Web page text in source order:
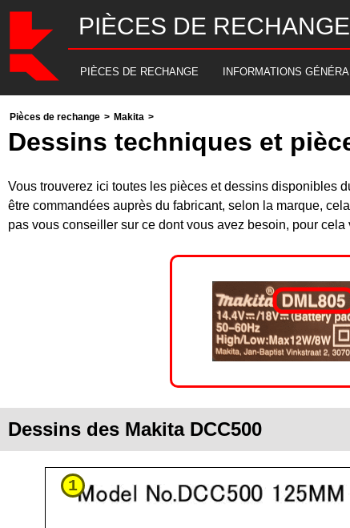
PIÈCES DE RECHANGE
PIÈCES DE RECHANGE INFORMATIONS
Pièces de rechange > Makita >
Dessins techniques et
Vous trouverez ici toutes les pièces et dessins disponibles
être commandées auprès du fabricant, selon la marque,
pas vous conseiller sur ce dont vous avez besoin, pour
Dessins des Makita DCC500
1